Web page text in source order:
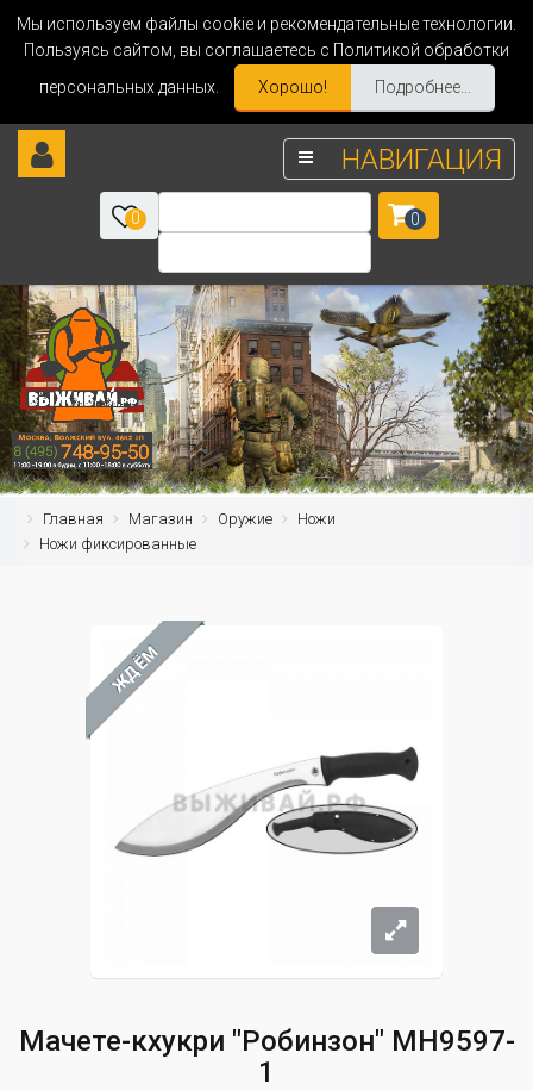
Мы используем файлы cookie и рекомендательные технологии.
Пользуясь сайтом, вы соглашаетесь с Политикой обработки
персональных данных.
Хорошо! Подробнее...
НАВИГАЦИЯ
0 0
Главная Магазин Оружие
Ножи
Ножи фиксированные
ЖДЁМ
Мачете-кхукри "Робинзон" MH9597-
1